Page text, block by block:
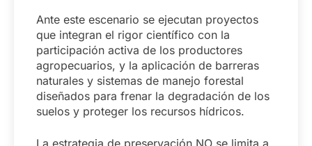
Ante este escenario se ejecutan proyectos
que integran el rigor científico con la
participación activa de los productores
agropecuarios, y la aplicación de barreras
naturales y sistemas de manejo forestal
diseñados para frenar la degradación de los
suelos y proteger los recursos hídricos.
La estrategia de preservación NO se limita a